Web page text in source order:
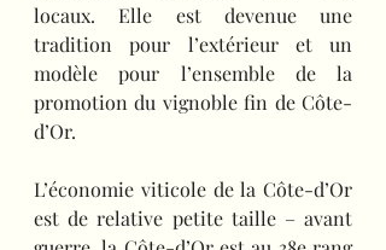
locaux. Elle est devenue une
tradition pour l’extérieur et un
modèle pour l’ensemble de la
promotion du vignoble fin de Côte-
d’Or.
L’économie viticole de la Côte-d’Or
est de relative petite taille – avant